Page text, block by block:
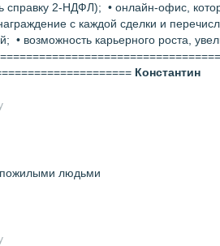
справку 2-НДФЛ); • онлайн-офис,
с каждой сделки и
• возможность карьерного роста,
Константин
пожилыми людьми